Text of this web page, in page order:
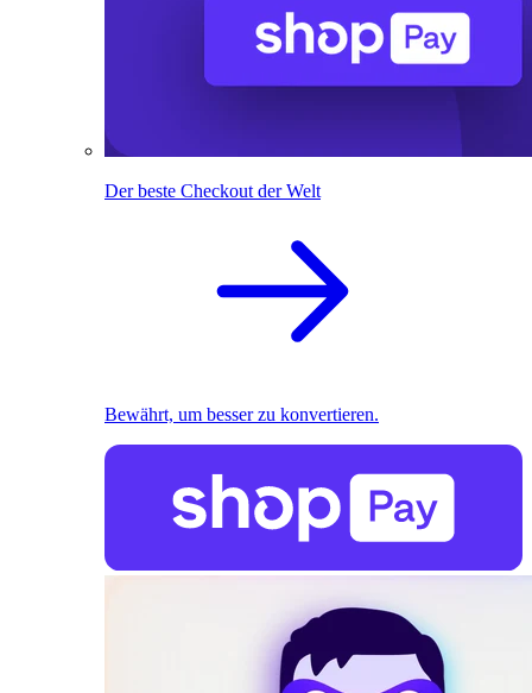
Der beste Checkout der Welt
Bewährt, um besser zu konvertieren.